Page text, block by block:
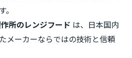
。
所のレンジフード は、日本国内
メーカーならではの技術と信頼